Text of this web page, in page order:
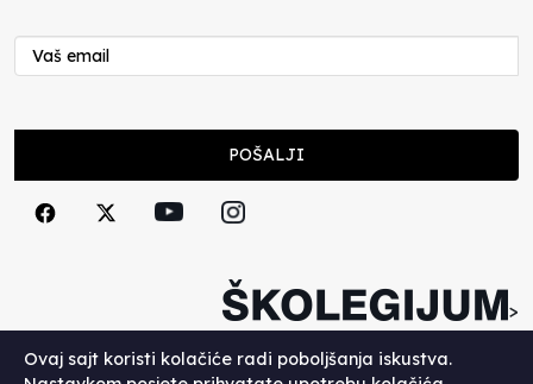
POŠALJI
>
Copyright (c) 2026. Školegijum.
Ovaj sajt koristi kolačiće radi poboljšanja iskustva.